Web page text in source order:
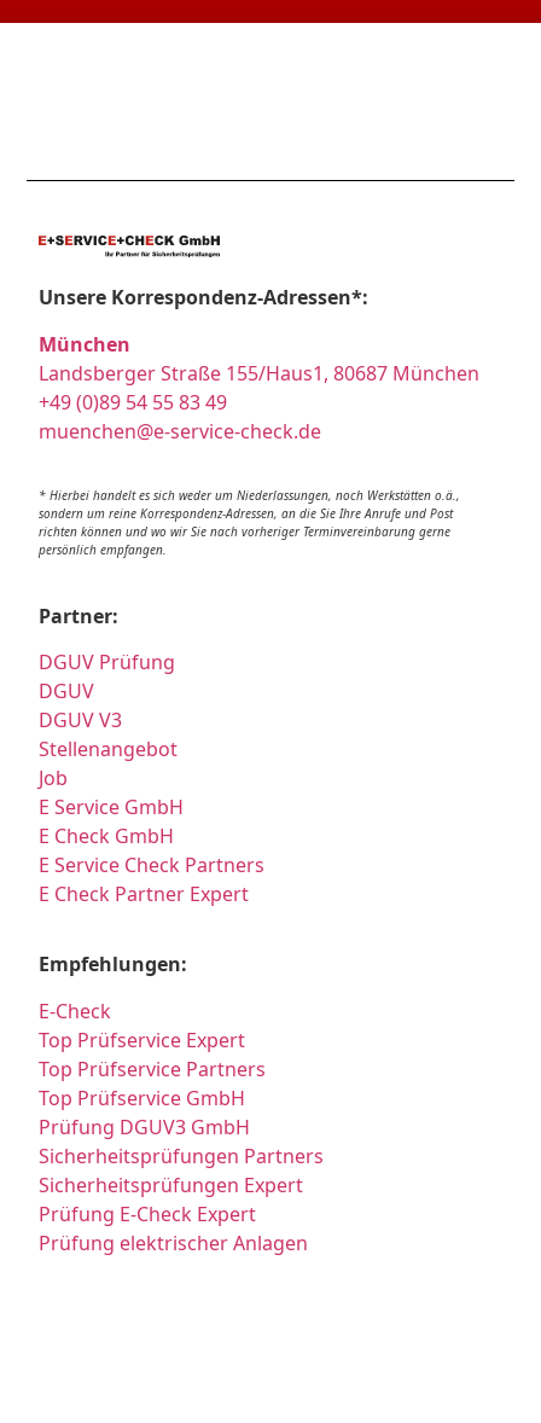
Unsere Korrespondenz-Adressen*:
München
Landsberger Straße 155/Haus1, 80687 München
+49 (0)89 54 55 83 49
muenchen@e-service-check.de
* Hierbei handelt es sich weder um Niederlassungen, noch Werkstätten o.ä.,
sondern um reine Korrespondenz-Adressen, an die Sie Ihre Anrufe und Post
richten können und wo wir Sie nach vorheriger Terminvereinbarung gerne
persönlich empfangen.
Partner:
DGUV Prüfung
DGUV
DGUV V3
Stellenangebot
Job
E Service GmbH
E Check GmbH
E Service Check Partners
E Check Partner Expert
Empfehlungen:
E-Check
Top Prüfservice Expert
Top Prüfservice Partners
Top Prüfservice GmbH
Prüfung DGUV3 GmbH
Sicherheitsprüfungen Partners
Sicherheitsprüfungen Expert
Prüfung E-Check Expert
Prüfung elektrischer Anlagen